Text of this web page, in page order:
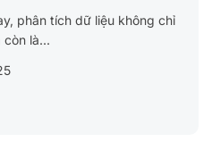
phân tích dữ liệu không chỉ
còn là...